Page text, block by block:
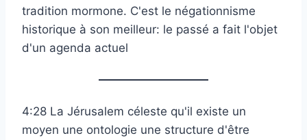
tradition mormone. C'est le négationnisme
historique à son meilleur: le passé a fait l'objet
d'un agenda actuel
4:28 La Jérusalem céleste qu'il existe un
moyen une ontologie une structure d'être